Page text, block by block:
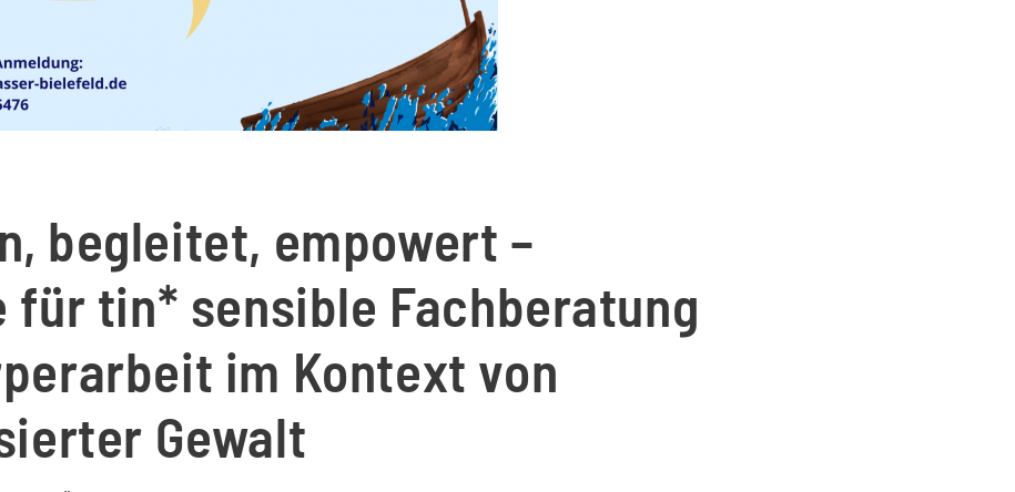
begleitet, empowert –
für tin* sensible Fachberatung
im Kontext von
Gewalt